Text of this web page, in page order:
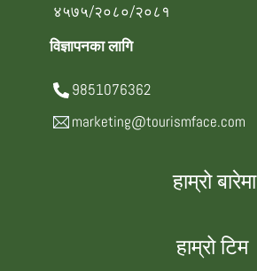
४५७५/२०८०/२०८१
विज्ञापनका लागि
9851076362
marketing@tourismface.com
हाम्रो बारेमा
हाम्रो टिम